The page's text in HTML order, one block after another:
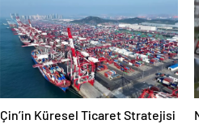
Çin’in Küresel Ticaret Stratejisi